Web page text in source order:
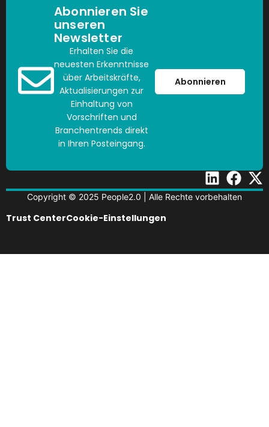
Abonnieren Sie
unseren
Newsletter
Erhalten Sie die
neuesten Erkenntnisse
über Arbeitskräfte,
Aktualisierungen zur
Einhaltung von
Vorschriften und
Branchentrends direkt
in Ihren Posteingang.
Abonnieren
Copyright © 2025 People2.0 | Alle Rechte vorbehalten
Trust CenterCookie-Einstellungen